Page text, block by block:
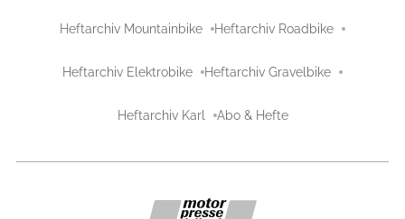
Heftarchiv Mountainbike Heftarchiv Roadbike
Heftarchiv Elektrobike Heftarchiv Gravelbike
Heftarchiv Karl Abo & Hefte